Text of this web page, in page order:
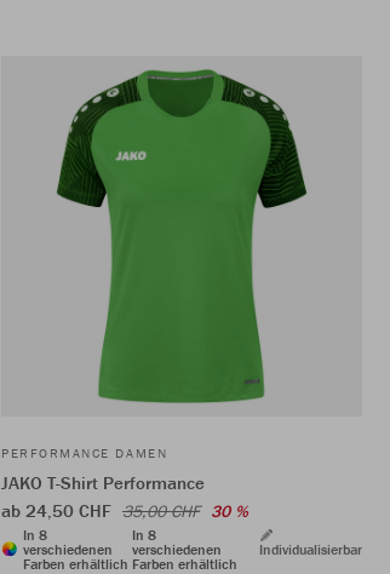
PERFORMANCE DAMEN
JAKO T-Shirt Performance
ab 24,50 CHF 35,00 CHF 30 %
In 8
verschiedenen
Farben erhältlich
In 8
verschiedenen
Farben erhältlich
Individualisierbar